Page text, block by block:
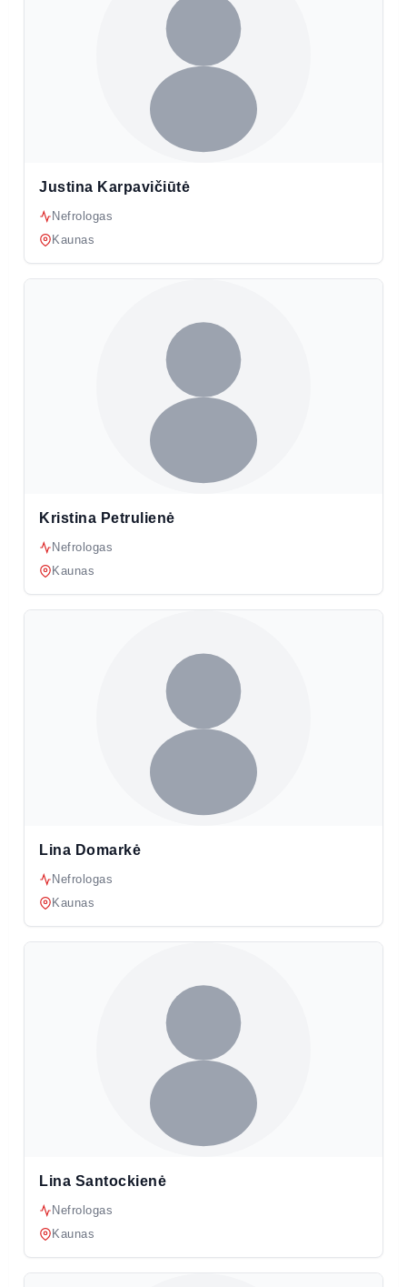
Justina Karpavičiūtė
Nefrologas
Kaunas
Kristina Petrulienė
Nefrologas
Kaunas
Lina Domarkė
Nefrologas
Kaunas
Lina Santockienė
Nefrologas
Kaunas